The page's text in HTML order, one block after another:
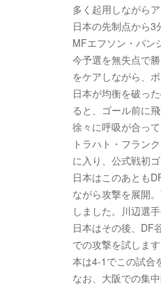
多く起用しながら
日本の先制点から
MFエフソン・パン
今予選を無失点で
をケアしながら、
日本が均衡を破っ
ると、ゴール前に
徐々に呼吸が合っ
トラハト・フラン
に入り、公式戦初
日本はこのあとも
ながら攻撃を展開
しました。川辺選
日本はその後、DF
での攻撃を試しま
本は4-1でこの試合
なお、大阪での集